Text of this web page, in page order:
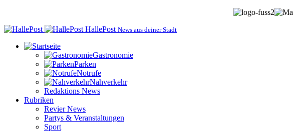
HallePost News aus deiner Stadt
Gastronomie
Parken
Notrufe
Nahverkehr
Redaktions News
Rubriken
Revier News
Partys & Veranstaltungen
Sport